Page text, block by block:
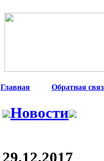
Главная Обратная
Новости